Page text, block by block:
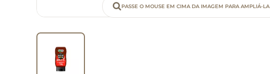
PASSE O MOUSE EM CIMA DA IMAGEM PARA AMPLIÁ-LA